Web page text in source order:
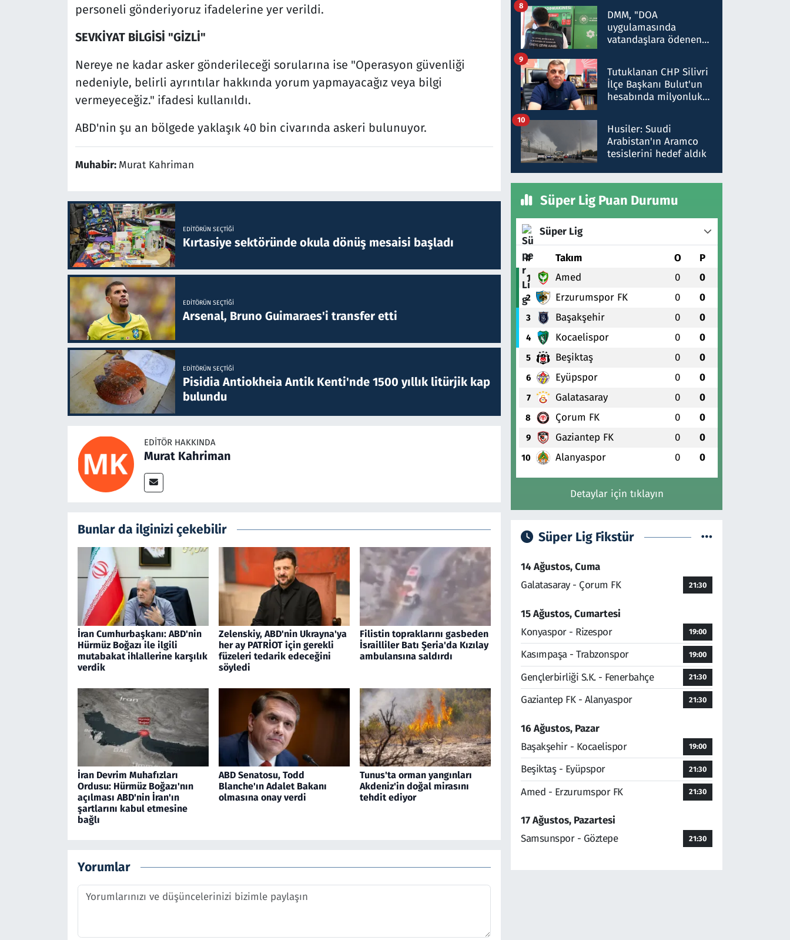
personeli gönderiyoruz ifadelerine yer verildi.
SEVKİYAT BİLGİSİ "GİZLİ"
Nereye ne kadar asker gönderileceği sorularına ise "Operasyon güvenliği
nedeniyle, belirli ayrıntılar hakkında yorum yapmayacağız veya bilgi
vermeyeceğiz." ifadesi kullanıldı.
ABD'nin şu an bölgede yaklaşık 40 bin civarında askeri bulunuyor.
Muhabir: Murat Kahriman
EDITÖRÜN SEÇTIĞI
Kırtasiye sektöründe okula dönüş mesaisi başladı
EDITÖRÜN SEÇTIĞI
Arsenal, Bruno Guimaraes'i transfer etti
EDITÖRÜN SEÇTIĞI
Pisidia Antiokheia Antik Kenti'nde 1500 yıllık litürjik kap
bulundu
EDITÖR HAKKINDA
Murat Kahriman
Bunlar da ilginizi çekebilir
İran Cumhurbaşkanı: ABD'nin
Hürmüz Boğazı ile ilgili
mutabakat ihlallerine karşılık
verdik
Zelenskiy, ABD'nin Ukrayna'ya
her ay PATRİOT için gerekli
füzeleri tedarik edeceğini
söyledi
Filistin topraklarını gasbeden
İsrailliler Batı Şeria'da Kızılay
ambulansına saldırdı
İran Devrim Muhafızları
Ordusu: Hürmüz Boğazı'nın
açılması ABD'nin İran'ın
şartlarını kabul etmesine
bağlı
ABD Senatosu, Todd
Blanche'ın Adalet Bakanı
olmasına onay verdi
Tunus'ta orman yangınları
Akdeniz'in doğal mirasını
tehdit ediyor
Yorumlar
DMM, "DOA
uygulamasında
vatandaşlara ödenen
düşürüldüğü" iddiasını
yalanladı
8
Tutuklanan CHP Silivri
İlçe Başkanı Bulut'un
hesabında milyonluk
talimat verdi, ben
gönderdim
9
Husiler: Suudi
Arabistan'ın Aramco
tesislerini hedef aldık
10
Süper Lig Puan Durumu
Süper Lig
# Takım O P
1 Amed 0 0
2 Erzurumspor FK 0 0
3 Başakşehir 0 0
4 Kocaelispor 0 0
5 Beşiktaş 0 0
6 Eyüpspor 0 0
7 Galatasaray 0 0
8 Çorum FK 0 0
9 Gaziantep FK 0 0
10 Alanyaspor 0 0
Detaylar için tıklayın
Süper Lig Fikstür
14 Ağustos, Cuma
Galatasaray - Çorum FK
21:30
15 Ağustos, Cumartesi
Konyaspor - Rizespor
19:00
Kasımpaşa - Trabzonspor 19:00
Gençlerbirliği S.K. - Fenerbahçe 21:30
Gaziantep FK - Alanyaspor 21:30
16 Ağustos, Pazar
Başakşehir - Kocaelispor
19:00
Beşiktaş - Eyüpspor 21:30
Amed - Erzurumspor FK 21:30
17 Ağustos, Pazartesi
Samsunspor - Göztepe
21:30